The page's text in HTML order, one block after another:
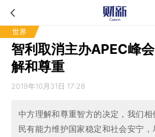
世界
智利取消主办APEC峰
解和尊重
2019年10月31日 17:28
中方理解和尊重智方的决定，我们相
民有能力维护国家稳定和社会安宁